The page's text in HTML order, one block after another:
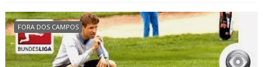
FORA DOS CAMPOS